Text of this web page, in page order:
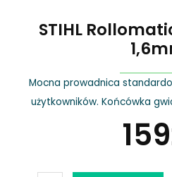
STIHL
Mocna prowadnica
użytkowników. Końcówka
159